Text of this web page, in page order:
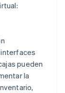
pueden
la